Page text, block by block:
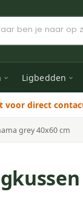
Ligbedden
voor direct
grey 40x60 cm